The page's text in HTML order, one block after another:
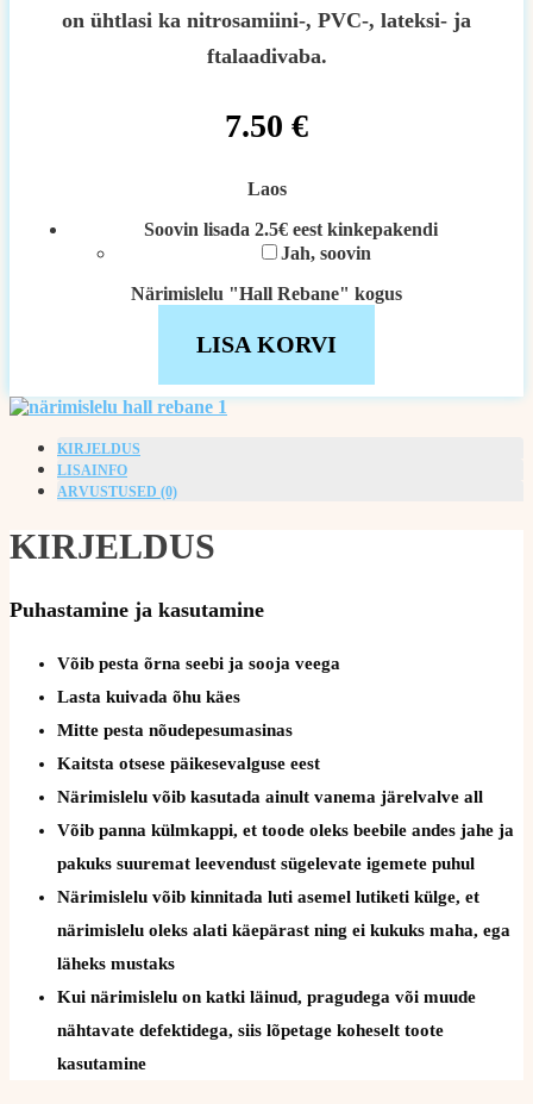
on ühtlasi ka nitrosamiini-, PVC-, lateksi- ja
ftalaadivaba.
7.50 €
Laos
Soovin lisada 2.5€ eest kinkepakendi
Jah, soovin
Närimislelu "Hall Rebane" kogus
LISA KORVI
KIRJELDUS
LISAINFO
ARVUSTUSED (0)
KIRJELDUS
Puhastamine ja kasutamine
Võib pesta õrna seebi ja sooja veega
Lasta kuivada õhu käes
Mitte pesta nõudepesumasinas
Kaitsta otsese päikesevalguse eest
Närimislelu võib kasutada ainult vanema järelvalve all
Võib panna külmkappi, et toode oleks beebile andes jahe ja
pakuks suuremat leevendust sügelevate igemete puhul
Närimislelu võib kinnitada luti asemel lutiketi külge, et
närimislelu oleks alati käepärast ning ei kukuks maha, ega
läheks mustaks
Kui närimislelu on katki läinud, pragudega või muude
nähtavate defektidega, siis lõpetage koheselt toote
kasutamine